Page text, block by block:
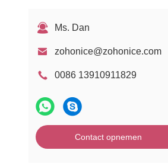
Fysiotherapieapparaat
1470nm diodelaser
Ms. Dan
zohonice@zohonice.com
0086 13910911829
Contact opnemen